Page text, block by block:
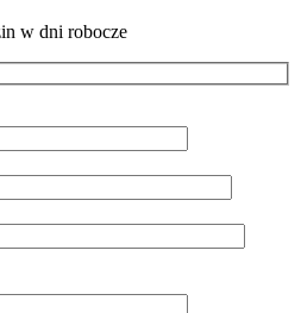
w dni robocze